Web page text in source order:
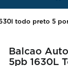
todo preto 5
Balcao
5pb 1630L